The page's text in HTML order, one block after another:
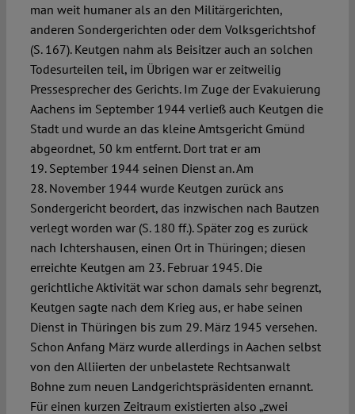
man weit humaner als an den Militärgerichten,
anderen Sondergerichten oder dem Volksgerichtshof
(S. 167). Keutgen nahm als Beisitzer auch an solchen
Todesurteilen teil, im Übrigen war er zeitweilig
Pressesprecher des Gerichts. Im Zuge der Evakuierung
Aachens im September 1944 verließ auch Keutgen die
Stadt und wurde an das kleine Amtsgericht Gmünd
abgeordnet, 50 km entfernt. Dort trat er am
19. September 1944 seinen Dienst an. Am
28. November 1944 wurde Keutgen zurück ans
Sondergericht beordert, das inzwischen nach Bautzen
verlegt worden war (S. 180 ff.). Später zog es zurück
nach Ichtershausen, einen Ort in Thüringen; diesen
erreichte Keutgen am 23. Februar 1945. Die
gerichtliche Aktivität war schon damals sehr begrenzt,
Keutgen sagte nach dem Krieg aus, er habe seinen
Dienst in Thüringen bis zum 29. März 1945 versehen.
Schon Anfang März wurde allerdings in Aachen selbst
von den Alliierten der unbelastete Rechtsanwalt
Bohne zum neuen Landgerichtspräsidenten ernannt.
Für einen kurzen Zeitraum existierten also „zwei